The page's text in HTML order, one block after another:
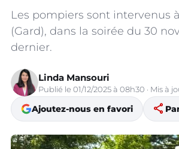
Les pompiers sont intervenus
(Gard), dans la soirée du 30
dernier.
Linda Mansouri
Publié le 01/12/2025 à 08h30 · Mis à
Ajoutez-nous en favori share